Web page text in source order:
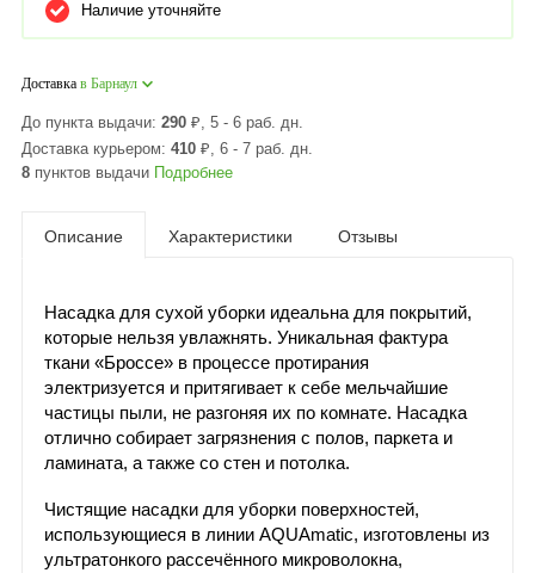
Наличие уточняйте
Доставка в Барнаул
До пункта выдачи: 290 ₽, 5 - 6 раб. дн.
Доставка курьером: 410 ₽, 6 - 7 раб. дн.
8 пунктов выдачи Подробнее
Описание Характеристики Отзывы
Насадка для сухой уборки идеальна для покрытий,
которые нельзя увлажнять. Уникальная фактура
ткани «Броссе» в процессе протирания
электризуется и притягивает к себе мельчайшие
частицы пыли, не разгоняя их по комнате. Насадка
отлично собирает загрязнения с полов, паркета и
ламината, а также со стен и потолка.
Чистящие насадки для уборки поверхностей,
использующиеся в линии AQUAmatic, изготовлены из
ультратонкого рассечённого микроволокна,